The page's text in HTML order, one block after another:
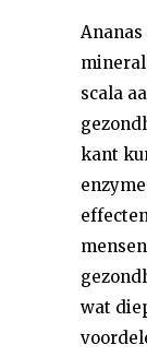
scala
kant
wat